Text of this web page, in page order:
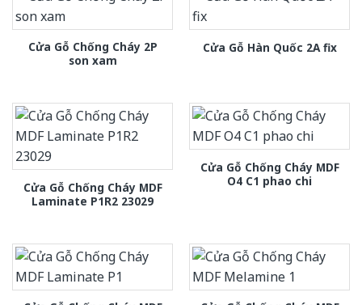
Cửa Gỗ Chống Cháy 2P
son xam
Cửa Gỗ Hàn Quốc 2A fix
Cửa Gỗ Chống Cháy MDF
Laminate P1R2 23029
Cửa Gỗ Chống Cháy MDF
O4 C1 phao chi